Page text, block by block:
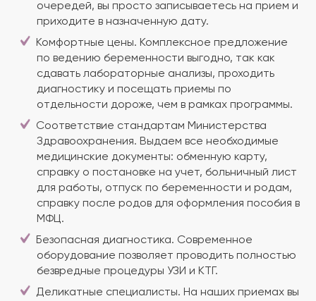
очередей, вы просто записываетесь на прием и
приходите в назначенную дату.
Комфортные цены. Комплексное предложение
по ведению беременности выгодно, так как
сдавать лабораторные анализы, проходить
диагностику и посещать приемы по
отдельности дороже, чем в рамках программы.
Соответствие стандартам Министерства
Здравоохранения. Выдаем все необходимые
медицинские документы: обменную карту,
справку о постановке на учет, больничный лист
для работы, отпуск по беременности и родам,
справку после родов для оформления пособия в
МФЦ.
Безопасная диагностика. Современное
оборудование позволяет проводить полностью
безвредные процедуры УЗИ и КТГ.
Деликатные специалисты. На наших приемах вы